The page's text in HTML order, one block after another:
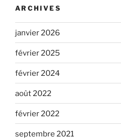
ARCHIVES
janvier 2026
février 2025
février 2024
août 2022
février 2022
septembre 2021